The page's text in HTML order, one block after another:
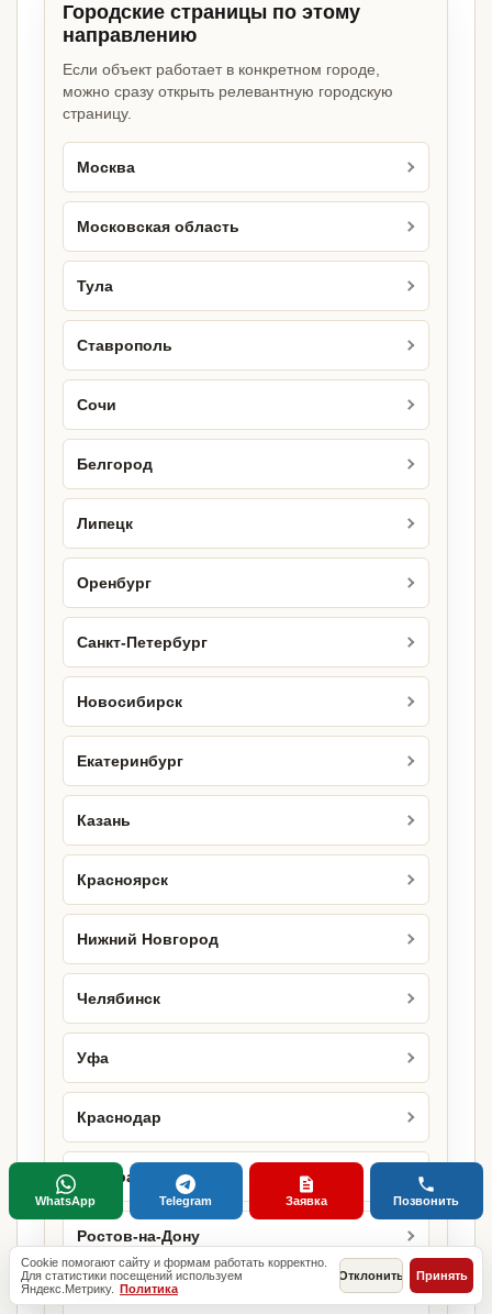
Городские страницы по этому
направлению
Если объект работает в конкретном городе,
можно сразу открыть релевантную городскую
страницу.
Москва
Московская область
Тула
Ставрополь
Сочи
Белгород
Липецк
Оренбург
Санкт-Петербург
Новосибирск
Екатеринбург
Казань
Красноярск
Нижний Новгород
Челябинск
Уфа
Краснодар
Самара
Ростов-на-Дону
Омск
Cookie помогают сайту и формам работать корректно.
Для статистики посещений используем
Яндекс.Метрику. Политика
Отклонить Принять
WhatsApp Telegram Заявка Позвонить